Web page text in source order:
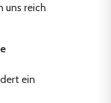
uns reich
ein